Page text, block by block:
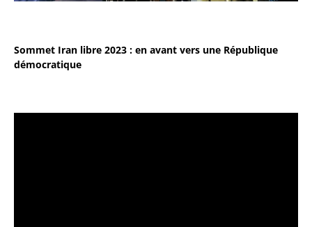
Sommet Iran libre 2023 : en avant vers une République
démocratique